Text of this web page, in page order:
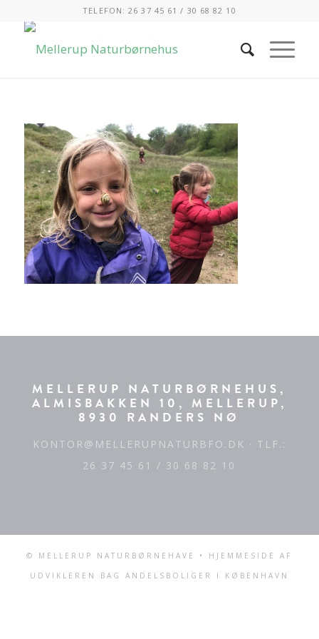
TELEFON: 26 37 45 61 / 30 68 82 10
MELLERUP NATURBØRNEHUS,
ALMISBAKKEN 10, MELLERUP,
8930 RANDERS NØ
KONTOR@MELLERUPNATURBFO.DK · TLF.:
26 37 45 61 / 30 68 82 10
© MELLERUP NATURBØRNEHAVE • HJEMMESIDE AF
UDVIKLEREN BAG ANDELSBOLIGER I KØBENHAVN